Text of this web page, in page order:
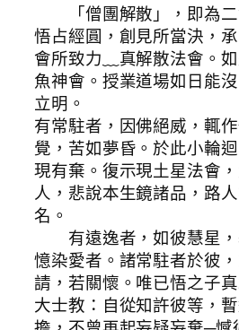
「僧團解散」，即為二
悟占經圓，創見所當決，
會所致力﹏真解散法會。
魚神會。授業道場如日能
立明。
有常駐者，因佛絕威，輒
覺，苦如夢昏。於此小輪
現有棄。復示現土星法會
人，悲說本生鏡諸品，路
名。
有遠逸者，如彼慧星，
憶染愛者。諸常駐者於彼
請，若關懷。唯已悟之子
大士教：自從知許彼等，